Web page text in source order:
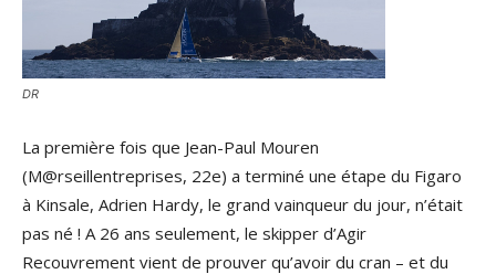
DR
La première fois que Jean-Paul Mouren
(M@rseillentreprises, 22e) a terminé une étape du Figaro
à Kinsale, Adrien Hardy, le grand vainqueur du jour, n’était
pas né ! A 26 ans seulement, le skipper d’Agir
Recouvrement vient de prouver qu’avoir du cran – et du